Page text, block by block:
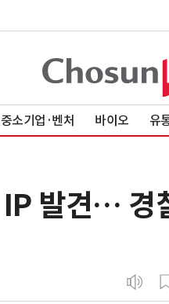
중소기업·벤처 바이오 유
발견…